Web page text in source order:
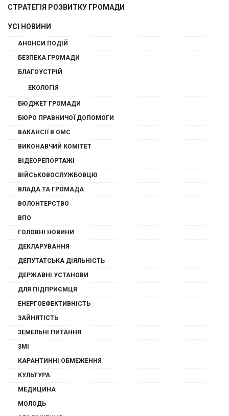
СТРАТЕГІЯ РОЗВИТКУ ГРОМАДИ
УСІ НОВИНИ
АНОНСИ ПОДІЙ
БЕЗПЕКА ГРОМАДИ
БЛАГОУСТРІЙ
ЕКОЛОГІЯ
БЮДЖЕТ ГРОМАДИ
БЮРО ПРАВНИЧОЇ ДОПОМОГИ
ВАКАНСІЇ В ОМС
ВИКОНАВЧИЙ КОМІТЕТ
ВІДЕОРЕПОРТАЖІ
ВІЙСЬКОВОСЛУЖБОВЦЮ
ВЛАДА ТА ГРОМАДА
ВОЛОНТЕРСТВО
ВПО
ГОЛОВНІ НОВИНИ
ДЕКЛАРУВАННЯ
ДЕПУТАТСЬКА ДІЯЛЬНІСТЬ
ДЕРЖАВНІ УСТАНОВИ
ДЛЯ ПІДПРИЄМЦЯ
ЕНЕРГОЕФЕКТИВНІСТЬ
ЗАЙНЯТІСТЬ
ЗЕМЕЛЬНІ ПИТАННЯ
ЗМІ
КАРАНТИННІ ОБМЕЖЕННЯ
КУЛЬТУРА
МЕДИЦИНА
МОЛОДЬ